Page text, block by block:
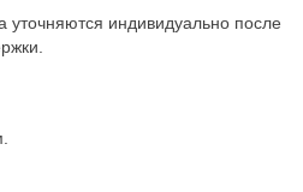
уточняются индивидуально после